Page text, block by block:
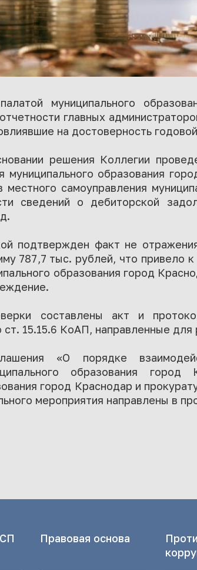
муниципального
главных
на достоверность
решения Коллегии
муниципального образования
местного самоуправления
сведений о дебиторской
подтвержден факт не
787,7 тыс. рублей, что привело
образования город
составлены акт и
15.15.6 КоАП, направленные
«О порядке
образования город
город Краснодар и
мероприятия направлены в
Правовая основа